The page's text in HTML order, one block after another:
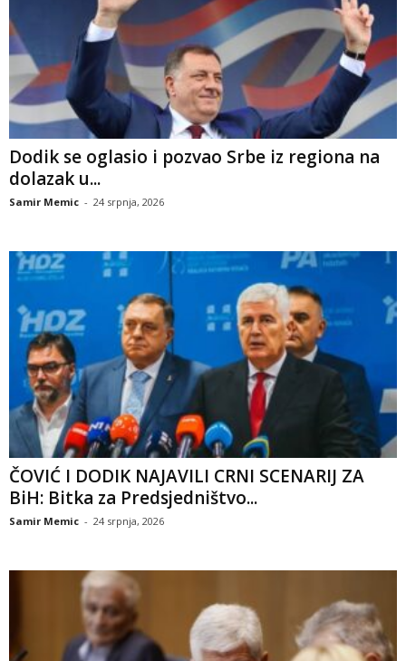
Dodik se oglasio i pozvao Srbe iz regiona na
dolazak u...
Samir Memic - 24 srpnja, 2026
ČOVIĆ I DODIK NAJAVILI CRNI SCENARIJ ZA
BiH: Bitka za Predsjedništvo...
Samir Memic - 24 srpnja, 2026